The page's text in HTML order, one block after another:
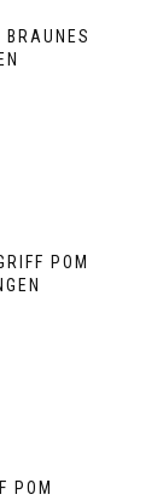
POM
POM